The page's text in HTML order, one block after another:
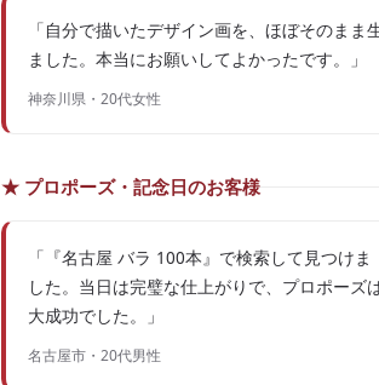
「自分で描いたデザイン画を、ほぼそのまま
ました。本当にお願いしてよかったです。」
神奈川県・20代女性
★ プロポーズ・記念日のお客様
「『名古屋 バラ 100本』で検索して見つけま
した。当日は完璧な仕上がりで、プロポーズ
大成功でした。」
名古屋市・20代男性